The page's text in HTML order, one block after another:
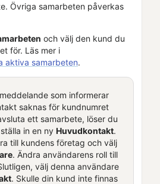
Övriga samarbeten påverkas
och välj den kund du
för. Läs mer i
aktiva samarbeten.
som informerar
saknas för kundnumret
ett samarbete, löser du
in en ny Huvudkontakt.
till kundens företag och välj
. Ändra användarens roll till
välj denna användare
. Skulle din kund inte finnas